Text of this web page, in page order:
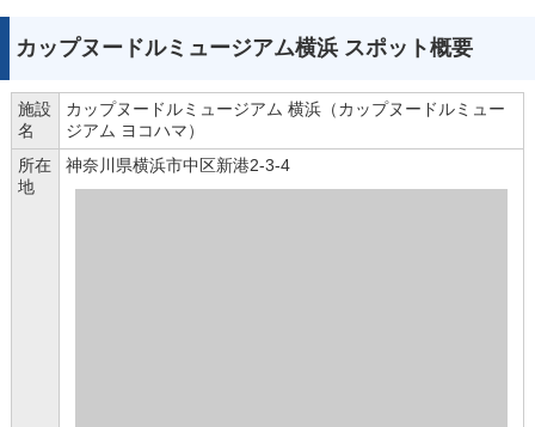
カップヌードルミュージアム横浜 スポット概要
施設
名
カップヌードルミュージアム 横浜（カップヌードルミュー
ジアム ヨコハマ）
所在
地
神奈川県横浜市中区新港2-3-4